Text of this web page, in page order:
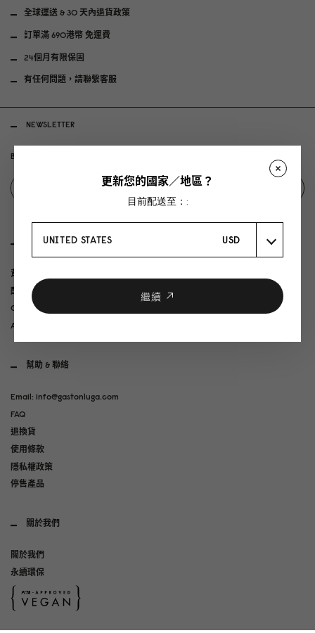
全球運送 & 30 天內退貨政策
訂單滿 690港幣 免運費
24個月有限保固
有任何問題，請聯繫客服
背包
配件
GLX
Art Club
幫助 & 聯絡
Email: info@gastonluga.com
FAQ
退換貨
使用條款
隱私權政策
停售產品
關於我們
關於我們
永續環保
NEWSLETTER
Be first to hear about the latest collections.
更新您的國家／地區？
目前配送至：:
UNITED STATES USD
繼續